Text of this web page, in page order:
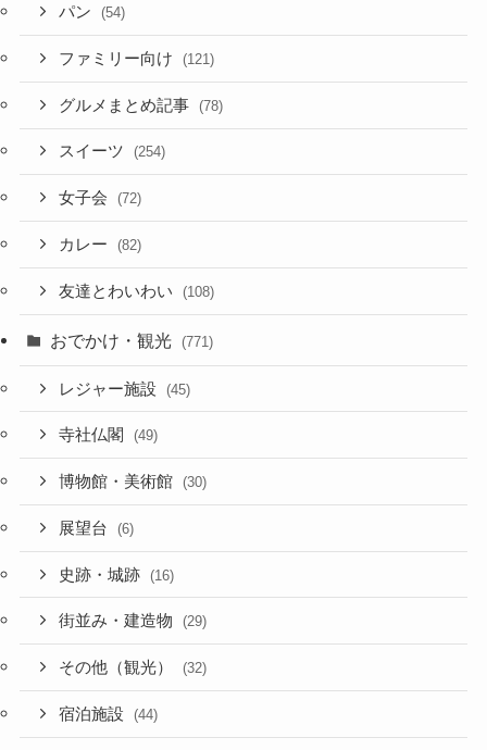
パン (54)
ファミリー向け (121)
グルメまとめ記事 (78)
スイーツ (254)
女子会 (72)
カレー (82)
友達とわいわい (108)
おでかけ・観光 (771)
レジャー施設 (45)
寺社仏閣 (49)
博物館・美術館 (30)
展望台 (6)
史跡・城跡 (16)
街並み・建造物 (29)
その他（観光） (32)
宿泊施設 (44)